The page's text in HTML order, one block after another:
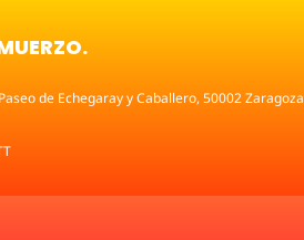
de Echegaray y Caballero, 50002 Zaragoza